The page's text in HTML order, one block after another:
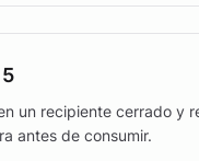
un recipiente cerrado y
antes de consumir.